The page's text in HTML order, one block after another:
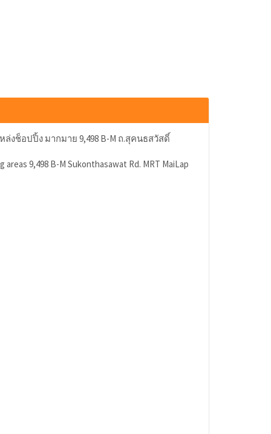
ล่งช็อปปิ้ง มากมาย 9,498 B-M ถ.สุคนธสวัสดิ์
9,498 B-M Sukonthasawat Rd. MRT MaiLap